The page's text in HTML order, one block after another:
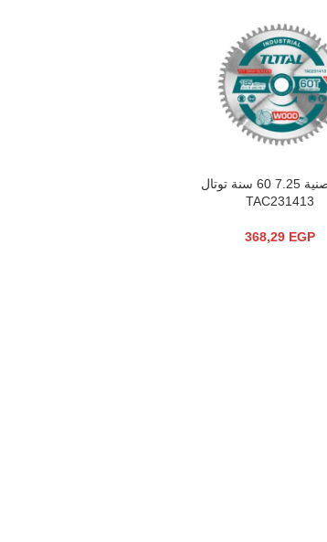
السلة
سلاح صنية 7.25 60 سنة توتال
TAC231413
368,29 EGP